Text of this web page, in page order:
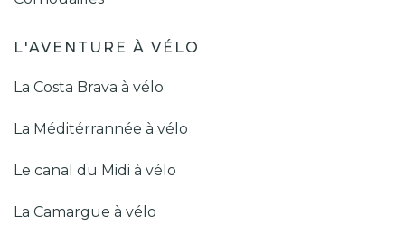
L'AVENTURE À VÉLO
La Costa Brava à vélo
La Méditérrannée à vélo
Le canal du Midi à vélo
La Camargue à vélo